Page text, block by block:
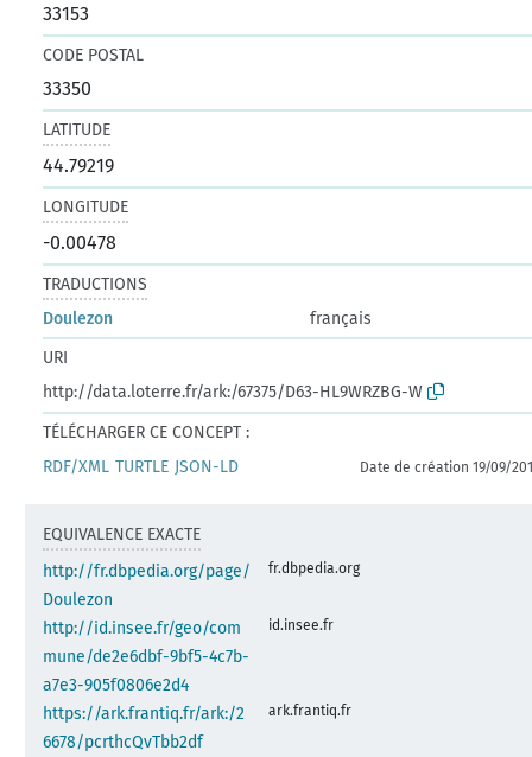
33153
CODE POSTAL
33350
LATITUDE
44.79219
LONGITUDE
-0.00478
TRADUCTIONS
Doulezon
français
URI
http://data.loterre.fr/ark:/67375/D63-HL9WRZBG-W
TÉLÉCHARGER CE CONCEPT :
RDF/XML TURTLE JSON-LD Date de création 19/09/
EQUIVALENCE EXACTE
http://fr.dbpedia.org/page/
Doulezon
fr.dbpedia.org
http://id.insee.fr/geo/com
mune/de2e6dbf-9bf5-4c7b-
a7e3-905f0806e2d4
id.insee.fr
https://ark.frantiq.fr/ark:/2
6678/pcrthcQvTbb2df
ark.frantiq.fr